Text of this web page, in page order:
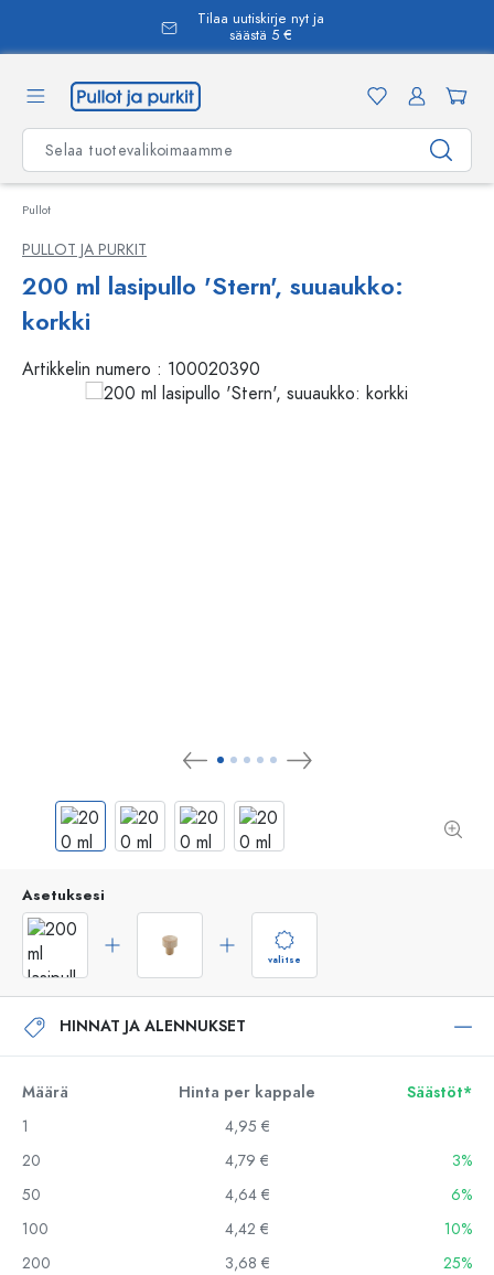
Tilaa uutiskirje nyt ja
säästä 5 €
Pullot
PULLOT JA PURKIT
200 ml lasipullo 'Stern', suuaukko:
korkki
Artikkelin numero : 100020390
Asetuksesi
valitse
HINNAT JA ALENNUKSET
Määrä Hinta per kappale
Säästöt*
1
4,95 €
20
4,79 €
3%
50
4,64 €
6%
100
4,42 €
10%
200
3,68 €
25%